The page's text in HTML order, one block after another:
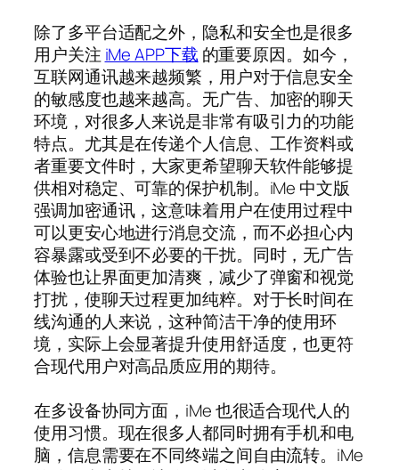
除了多平台适配之外，隐私和安全也是很多
用户关注 iMe APP下载 的重要原因。如今，
互联网通讯越来越频繁，用户对于信息安全
的敏感度也越来越高。无广告、加密的聊天
环境，对很多人来说是非常有吸引力的功能
特点。尤其是在传递个人信息、工作资料或
者重要文件时，大家更希望聊天软件能够提
供相对稳定、可靠的保护机制。iMe 中文版
强调加密通讯，这意味着用户在使用过程中
可以更安心地进行消息交流，而不必担心内
容暴露或受到不必要的干扰。同时，无广告
体验也让界面更加清爽，减少了弹窗和视觉
打扰，使聊天过程更加纯粹。对于长时间在
线沟通的人来说，这种简洁干净的使用环
境，实际上会显著提升使用舒适度，也更符
合现代用户对高品质应用的期待。
在多设备协同方面，iMe 也很适合现代人的
使用习惯。现在很多人都同时拥有手机和电
脑，信息需要在不同终端之间自由流转。iMe